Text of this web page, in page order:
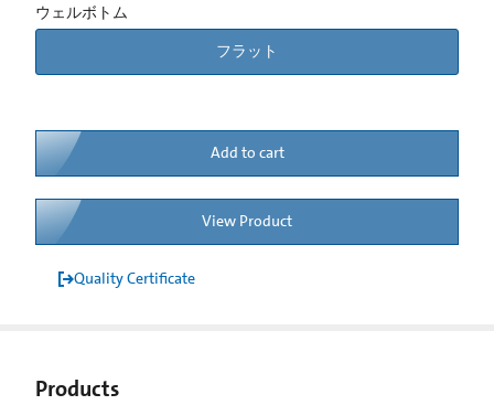
ウェルボトム
フラット
Add to cart
View Product
Quality Certificate
Products